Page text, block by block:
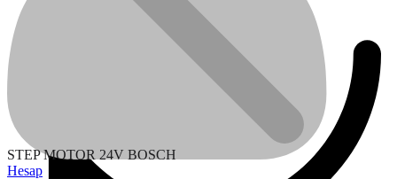
Hesap
STEP MOTOR 24V BOSCH